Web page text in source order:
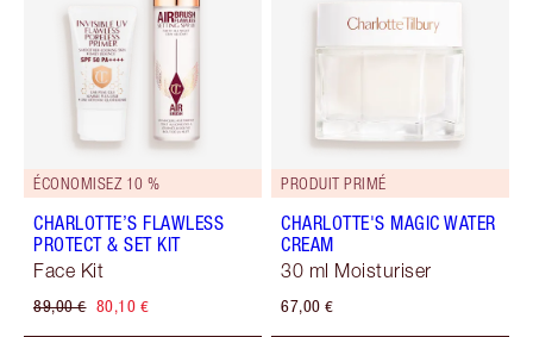
ÉCONOMISEZ 10 %
CHARLOTTE’S FLAWLESS
PROTECT & SET KIT
Face Kit
89,00 € 80,10 €
PRODUIT PRIMÉ
CHARLOTTE'S MAGIC WATER
CREAM
30 ml Moisturiser
67,00 €